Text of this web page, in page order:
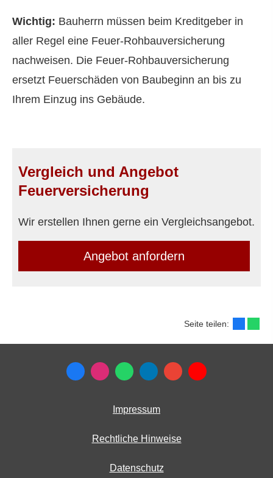
Wichtig: Bauherrn müssen beim Kreditgeber in
aller Regel eine Feuer-Rohbauversicherung
nachweisen. Die Feuer-Rohbauversicherung
ersetzt Feuerschäden von Baubeginn an bis zu
Ihrem Einzug ins Gebäude.
Vergleich und Angebot
Feuerversicherung
Wir erstellen Ihnen gerne ein Vergleichsangebot.
An­ge­bot an­for­dern
Seite teilen:
Impressum
Rechtliche Hinweise
Datenschutz